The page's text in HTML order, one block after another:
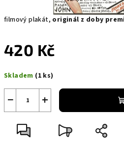
filmový plakát, originál z doby
420 Kč
cena:
Skladem (1 ks)
+
−